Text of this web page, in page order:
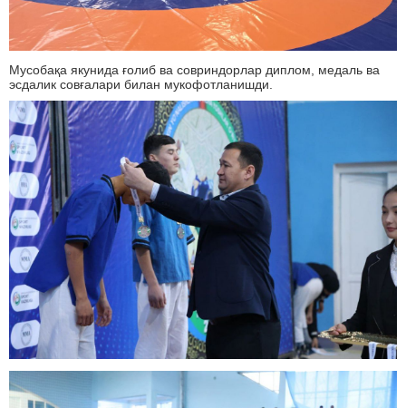
Мусобақа якунида ғолиб ва совриндорлар диплом, медаль ва
эсдалик совғалари билан мукофотланишди.